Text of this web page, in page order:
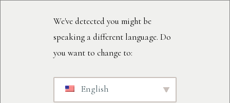
We've detected you might be
speaking a different language. Do
you want to change to:
English